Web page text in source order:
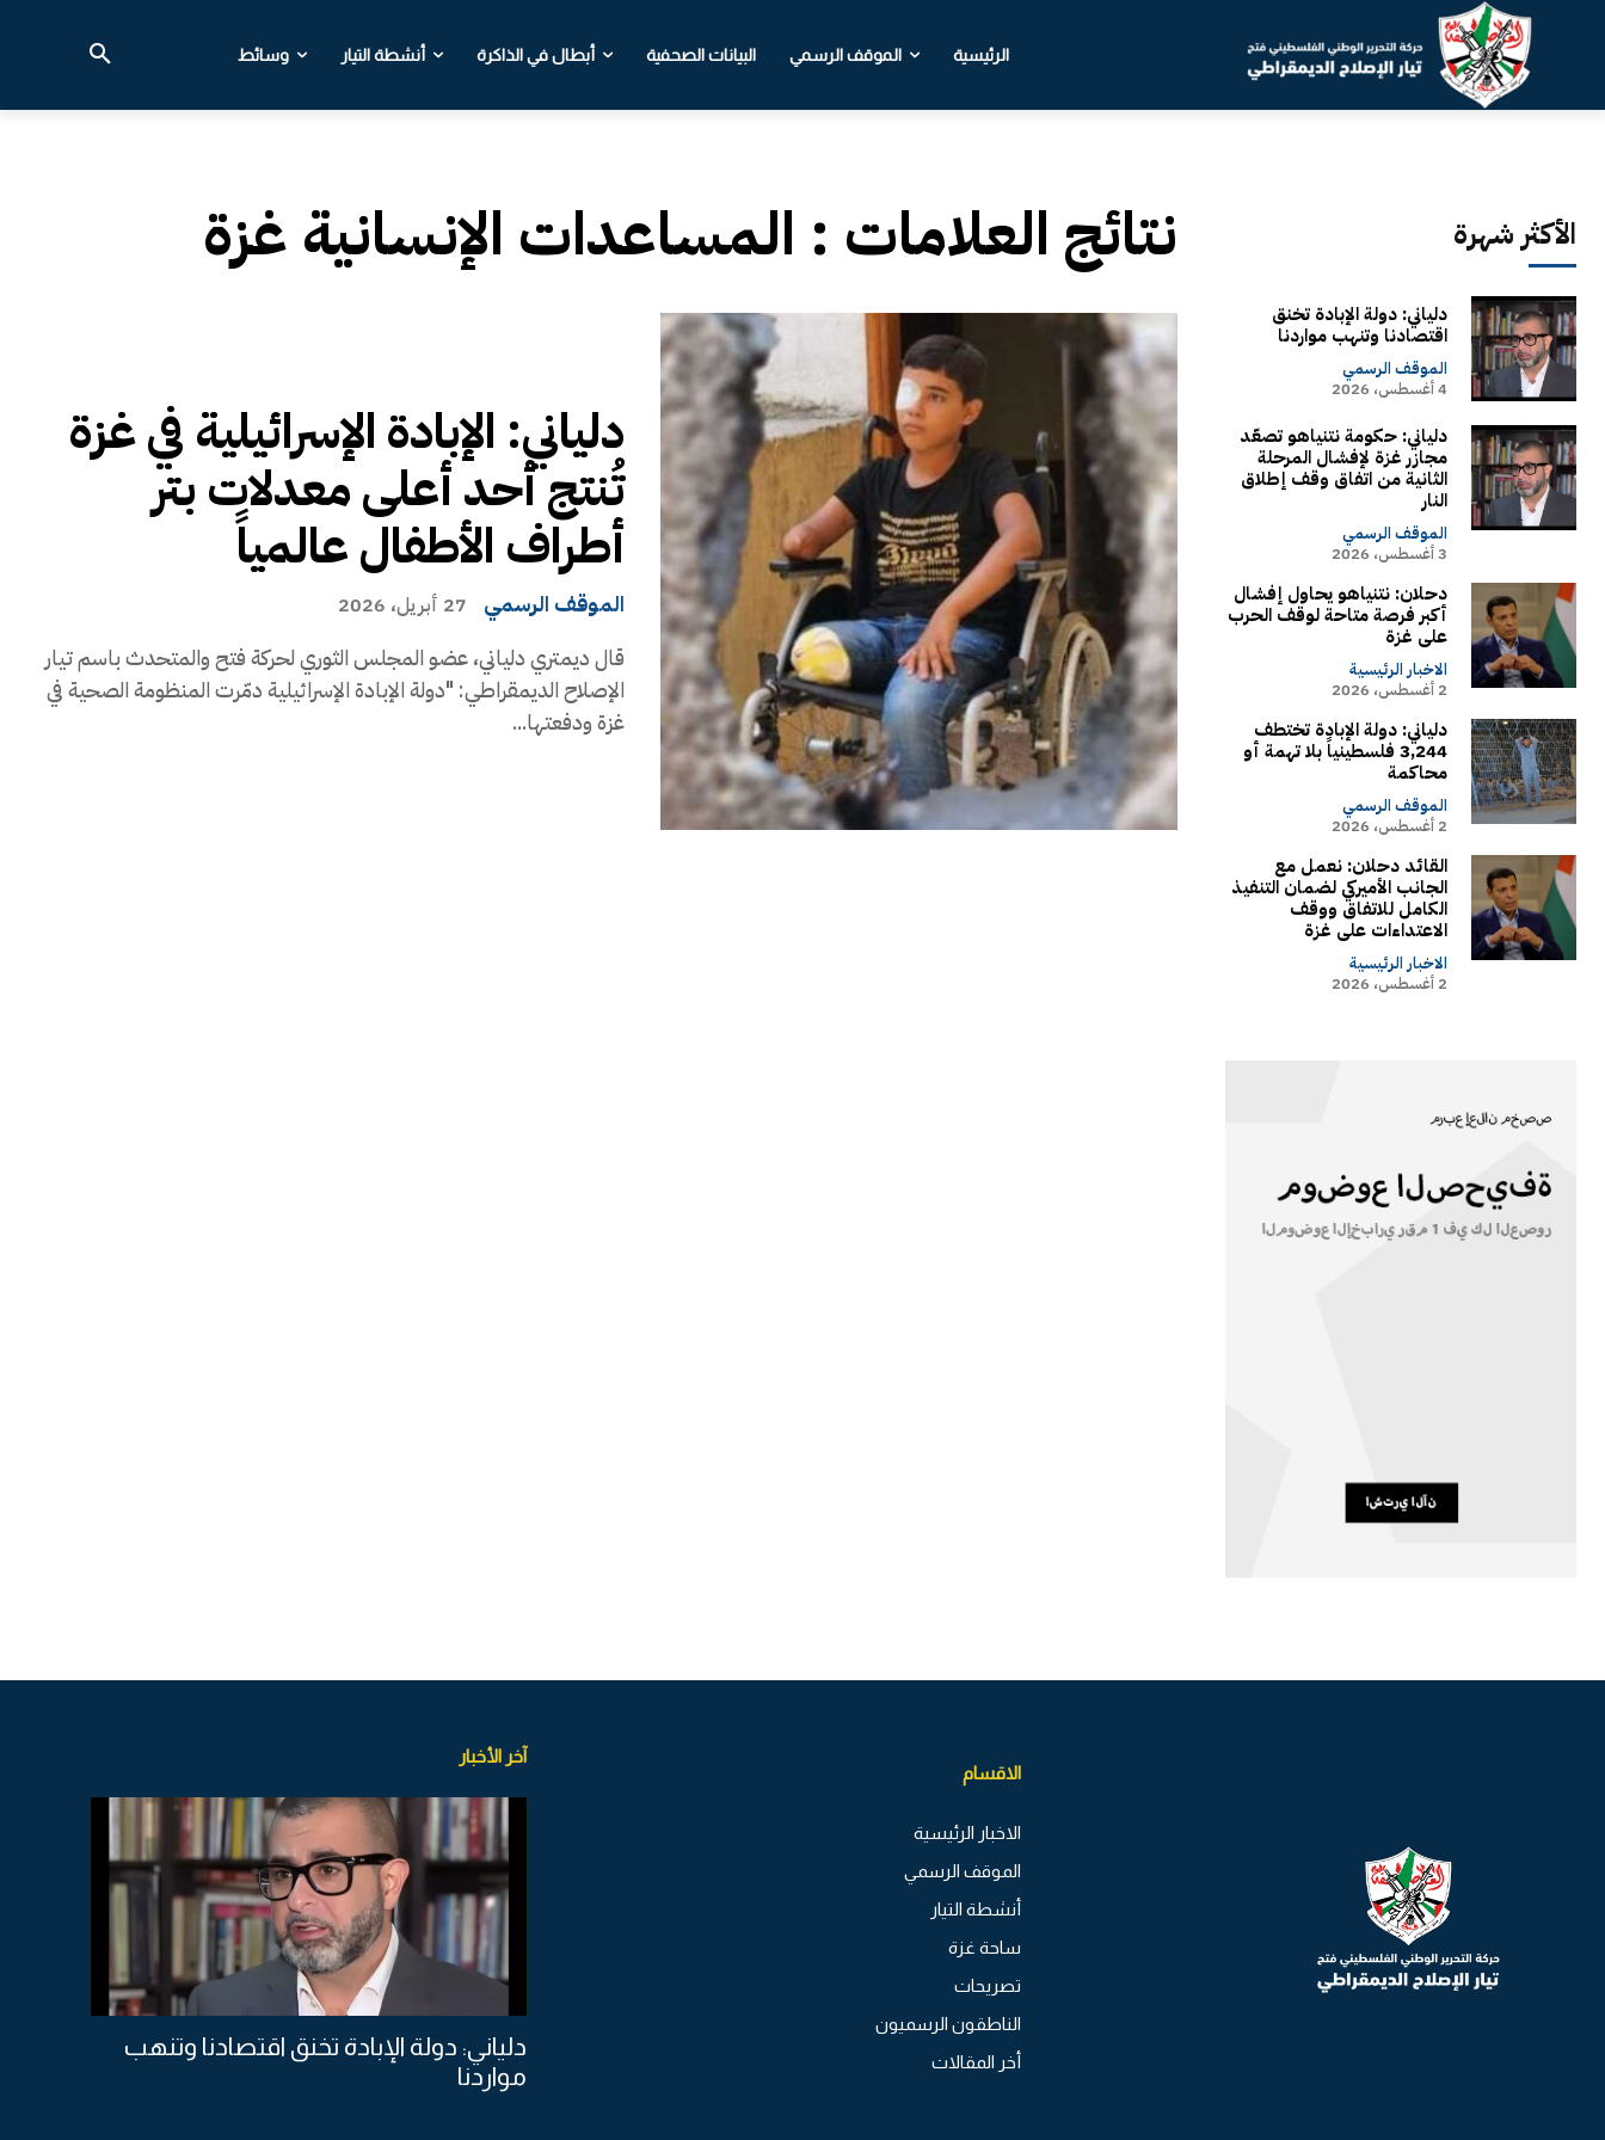
الرئيسية الموقف الرسمي البيانات الصحفية أبطال في الذاكرة أنشطة التيار وسائط
نتائج العلامات : المساعدات الإنسانية غزة
دلياني: الإبادة الإسرائيلية في غزة
تُنتج أحد أعلى معدلات بتر
أطراف الأطفال عالمياً
الموقف الرسمي 27 أبريل، 2026
قال ديمتري دلياني، عضو المجلس الثوري لحركة فتح والمتحدث باسم تيار
الإصلاح الديمقراطي: "دولة الإبادة الإسرائيلية دمّرت المنظومة الصحية في
غزة ودفعتها...
الأكثر شهرة
دلياني: دولة الإبادة تخنق
اقتصادنا وتنهب مواردنا
الموقف الرسمي
4 أغسطس، 2026
دلياني: حكومة نتنياهو تصعّد
مجازر غزة لإفشال المرحلة
الثانية من اتفاق وقف إطلاق
النار
الموقف الرسمي
3 أغسطس، 2026
دحلان: نتنياهو يحاول إفشال
أكبر فرصة متاحة لوقف الحرب
على غزة
الاخبار الرئيسية
2 أغسطس، 2026
دلياني: دولة الإبادة تختطف
3,244 فلسطينياً بلا تهمة أو
محاكمة
الموقف الرسمي
2 أغسطس، 2026
القائد دحلان: نعمل مع
الجانب الأميركي لضمان التنفيذ
الكامل للاتفاق ووقف
الاعتداءات على غزة
الاخبار الرئيسية
2 أغسطس، 2026
الاقسام
الاخبار الرئيسية
الموقف الرسمي
أنشطة التيار
ساحة غزة
تصريحات
الناطقون الرسميون
أخر المقالات
آخر الأخبار
دلياني: دولة الإبادة تخنق اقتصادنا وتنهب
مواردنا